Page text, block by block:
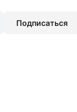
Подписаться